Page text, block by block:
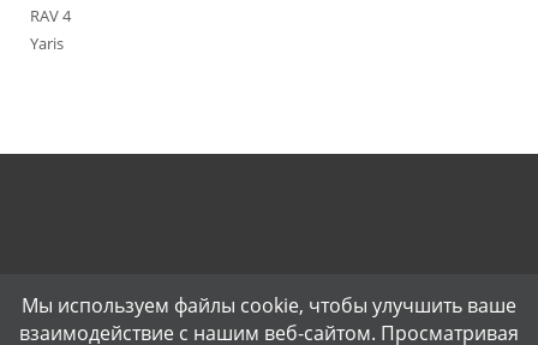
RAV 4
Yaris
Мы используем файлы cookie, чтобы улучшить ваше
взаимодействие с нашим веб-сайтом. Просматривая